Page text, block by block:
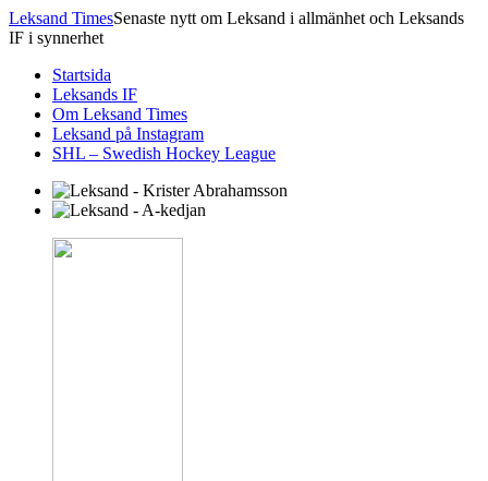
Leksand TimesSenaste nytt om Leksand i allmänhet och Leksands
IF i synnerhet
Startsida
Leksands IF
Om Leksand Times
Leksand på Instagram
SHL – Swedish Hockey League